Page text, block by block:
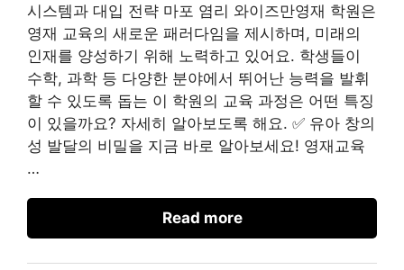
시스템과 대입 전략 마포 염리 와이즈만영재 학원은
영재 교육의 새로운 패러다임을 제시하며, 미래의
인재를 양성하기 위해 노력하고 있어요. 학생들이
수학, 과학 등 다양한 분야에서 뛰어난 능력을 발휘
할 수 있도록 돕는 이 학원의 교육 과정은 어떤 특징
이 있을까요? 자세히 알아보도록 해요. ✅ 유아 창의
성 발달의 비밀을 지금 바로 알아보세요! 영재교육
…
Read more